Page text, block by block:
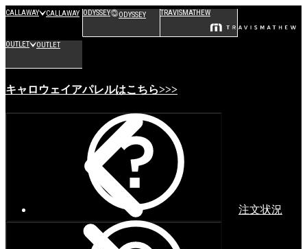
CALLAWAY CALLAWAY ODYSSEY ODYSSEY TRAVISMATHEW
OUTLET OUTLET
キャロウェイアパレルはこちら>>>
注文状況